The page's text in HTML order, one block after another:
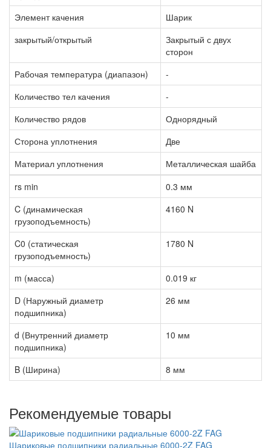
Элемент качения
Шарик
закрытый/открытый
Закрытый с двух
сторон
Рабочая температура (диапазон)
-
Количество тел качения
-
Количество рядов
Однорядный
Сторона уплотнения
Две
Материал уплотнения
Металлическая шайба
rs min
0.3 мм
C (динамическая
грузоподъемность)
4160 N
C0 (статическая
грузоподъемность)
1780 N
m (масса)
0.019 кг
D (Наружный диаметр
подшипника)
26 мм
d (Внутренний диаметр
подшипника)
10 мм
B (Ширина) 8 мм
Рекомендуемые товары
Шариковые подшипники радиальные 6000-2Z FAG